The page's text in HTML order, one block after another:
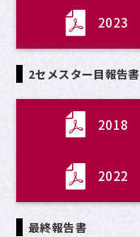
2023
2セメスター目報告書
2018
2022
最終報告書